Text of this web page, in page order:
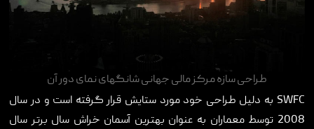
طراحی سازه مرکز مالی جهانی شانگهای نمای دور آن
SWFC به دلیل طراحی خود مورد ستایش قرار گرفته است و در سال
2008 توسط معماران به عنوان بهترین آسمان خراش سال برتر سال